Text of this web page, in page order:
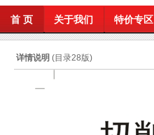
首 页 关于我们 特价专区
详情说明 (目录28版)